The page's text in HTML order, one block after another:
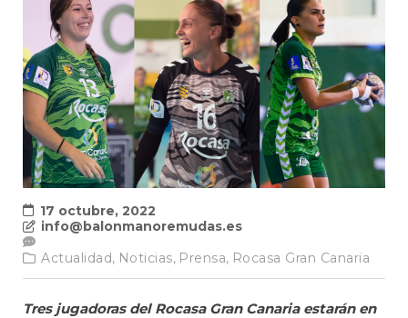
17 octubre, 2022
info@balonmanoremudas.es
Actualidad, Noticias, Prensa, Rocasa Gran Canaria
Tres jugadoras del Rocasa Gran Canaria estarán en